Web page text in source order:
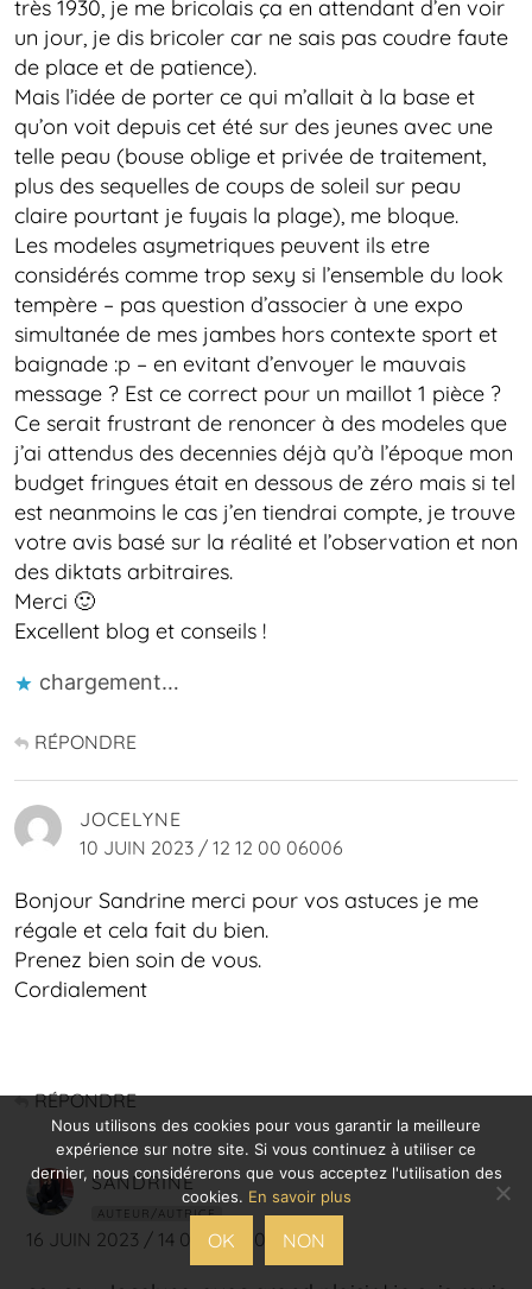
très 1930, je me bricolais ça en attendant d’en voir
un jour, je dis bricoler car ne sais pas coudre faute
de place et de patience).
Mais l’idée de porter ce qui m’allait à la base et
qu’on voit depuis cet été sur des jeunes avec une
telle peau (bouse oblige et privée de traitement,
plus des sequelles de coups de soleil sur peau
claire pourtant je fuyais la plage), me bloque.
Les modeles asymetriques peuvent ils etre
considérés comme trop sexy si l’ensemble du look
tempère – pas question d’associer à une expo
simultanée de mes jambes hors contexte sport et
baignade :p – en evitant d’envoyer le mauvais
message ? Est ce correct pour un maillot 1 pièce ?
Ce serait frustrant de renoncer à des modeles que
j’ai attendus des decennies déjà qu’à l’époque mon
budget fringues était en dessous de zéro mais si tel
est neanmoins le cas j’en tiendrai compte, je trouve
votre avis basé sur la réalité et l’observation et non
des diktats arbitraires.
Merci 🙂
Excellent blog et conseils !
chargement…
RÉPONDRE
JOCELYNE
10 JUIN 2023 / 12 12 00 06006
Bonjour Sandrine merci pour vos astuces je me
régale et cela fait du bien.
Prenez bien soin de vous.
Cordialement
RÉPONDRE
SANDRINE
AUTEUR/AUTRICE
16 JUIN 2023 / 14 02 07 06076
Nous utilisons des cookies pour vous garantir la meilleure
expérience sur notre site. Si vous continuez à utiliser ce
dernier, nous considérerons que vous acceptez l'utilisation des
cookies. En savoir plus
OK NON